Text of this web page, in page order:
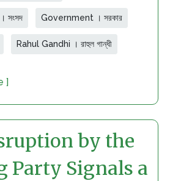
সংসদ Government । সরকার
Rahul Gandhi । রাহুল গান্ধী
]
by the
Party Signals a